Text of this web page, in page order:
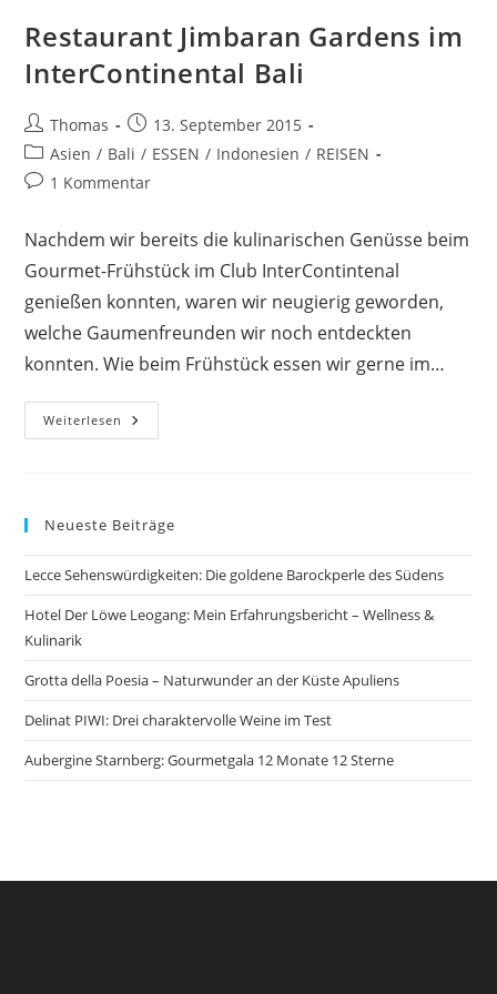
Restaurant Jimbaran Gardens im
InterContinental Bali
Beitrags-
Autor:
Thomas
Beitrag
veröffentlicht:
13. September 2015
Beitrags-
Kategorie:
Asien / Bali / ESSEN / Indonesien / REISEN
Beitrags-
1 Kommentar
Nachdem wir bereits die kulinarischen Genüsse beim
Gourmet-Frühstück im Club InterContintenal
genießen konnten, waren wir neugierig geworden,
welche Gaumenfreunden wir noch entdeckten
konnten. Wie beim Frühstück essen wir gerne im…
Weiterlesen Restaurant
Jimbaran
Neueste Beiträge
Lecce Sehenswürdigkeiten: Die goldene Barockperle des Südens
Hotel Der Löwe Leogang: Mein Erfahrungsbericht – Wellness &
Kulinarik
Grotta della Poesia – Naturwunder an der Küste Apuliens
Delinat PIWI: Drei charaktervolle Weine im Test
Aubergine Starnberg: Gourmetgala 12 Monate 12 Sterne